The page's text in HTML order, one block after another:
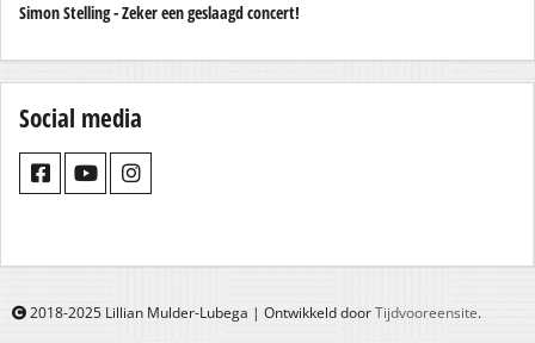
Simon Stelling - Zeker een geslaagd concert!
Social media
2018-2025 Lillian Mulder-Lubega | Ontwikkeld doorTijdvooreensite.